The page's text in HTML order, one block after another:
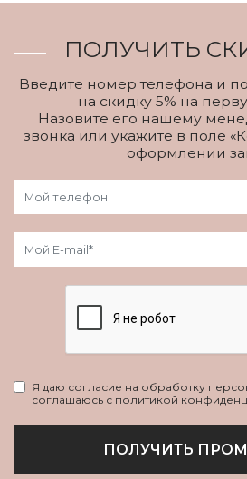
ПОЛУЧИТЬ
Введите номер телефона и
на скидку 5% на
Назовите его нашему
звонка или укажите в поле
оформлении
Я даю согласие на обработку
соглашаюсь с политикой